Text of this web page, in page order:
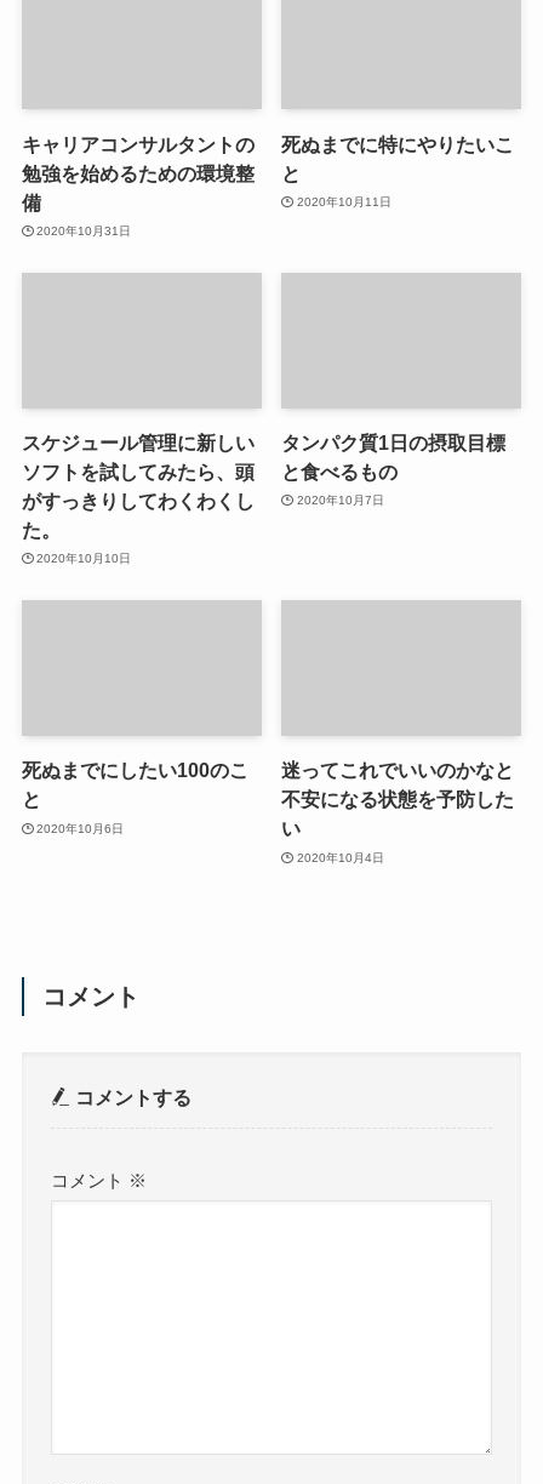
キャリアコンサルタントの
勉強を始めるための環境整
備
2020年10月31日
死ぬまでに特にやりたいこ
と
2020年10月11日
スケジュール管理に新しい
ソフトを試してみたら、頭
がすっきりしてわくわくし
た。
2020年10月10日
タンパク質1日の摂取目標
と食べるもの
2020年10月7日
死ぬまでにしたい100のこ
と
2020年10月6日
迷ってこれでいいのかなと
不安になる状態を予防した
い
2020年10月4日
コメント
コメントする
コメント ※